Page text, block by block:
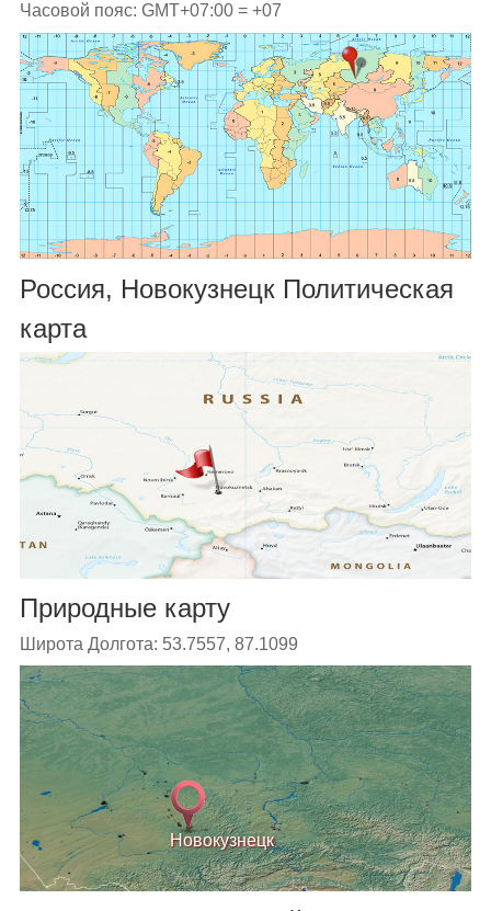
Часовой пояс: GMT+07:00 = +07
Россия, Новокузнецк Политическая
карта
Природные карту
Широта Долгота: 53.7557, 87.1099
Новокузнецк